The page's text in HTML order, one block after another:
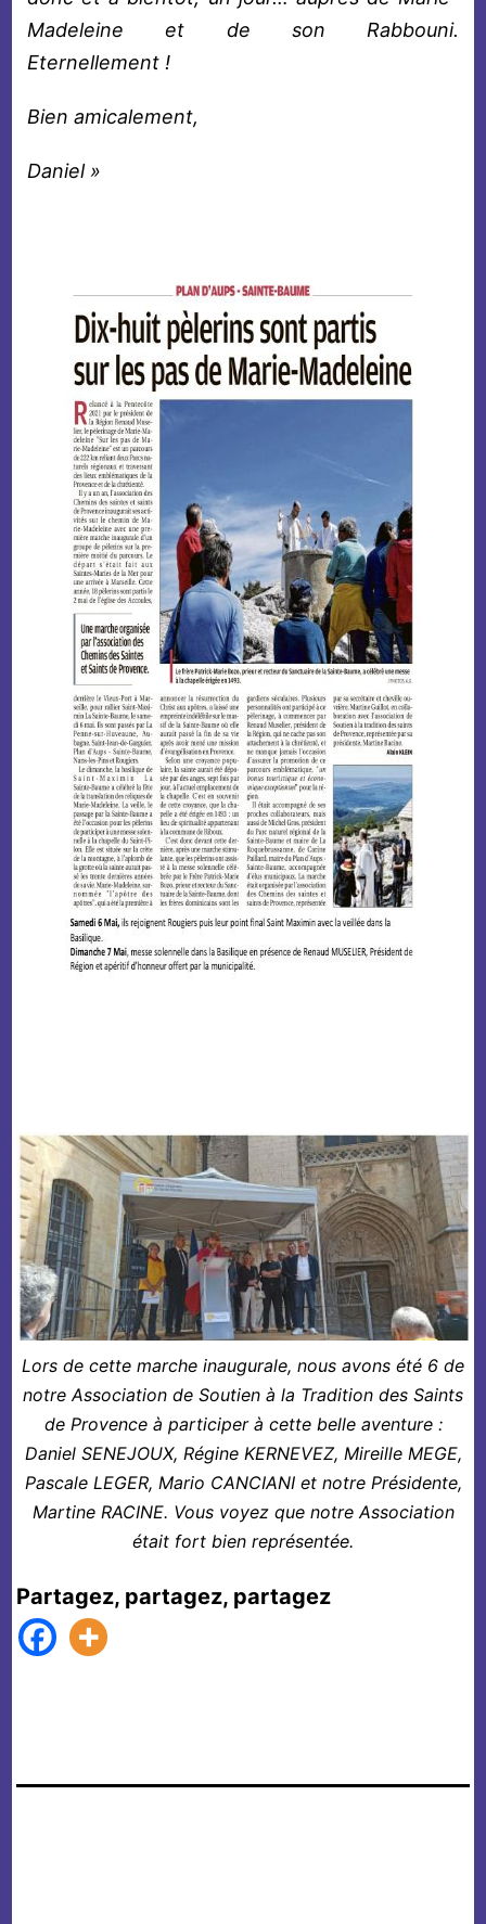
Madeleine et de son Rabbouni.
Eternellement !
Bien amicalement,
Daniel »
Lors de cette marche inaugurale, nous avons été 6 de
notre Association de Soutien à la Tradition des Saints
de Provence à participer à cette belle aventure :
Daniel SENEJOUX, Régine KERNEVEZ, Mireille MEGE,
Pascale LEGER, Mario CANCIANI et notre Présidente,
Martine RACINE. Vous voyez que notre Association
était fort bien représentée.
Partagez, partagez, partagez